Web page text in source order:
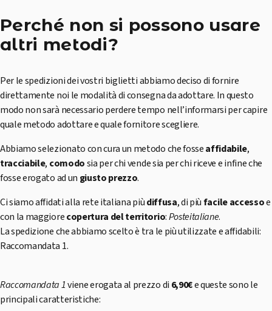
Perché non si possono usare
altri metodi?
Per le spedizioni dei vostri biglietti abbiamo deciso di fornire
direttamente noi le modalità di consegna da adottare. In questo
modo non sarà necessario perdere tempo nell’informarsi per capire
quale metodo adottare e quale fornitore scegliere.
Abbiamo selezionato con cura un metodo che fosseaffidabile,
tracciabile, comodosia per chi vende sia per chi riceve e infine che
fosse erogato ad un giusto prezzo.
Ci siamo affidati alla rete italiana piùdiffusa, di piùfacile accessoe
con la maggiorecopertura del territorio:Posteitaliane.
La spedizione che abbiamo scelto è tra le più utilizzate e affidabili:
Raccomandata 1.
Raccomandata 1viene erogata al prezzo di 6,90€e queste sono le
principali caratteristiche: